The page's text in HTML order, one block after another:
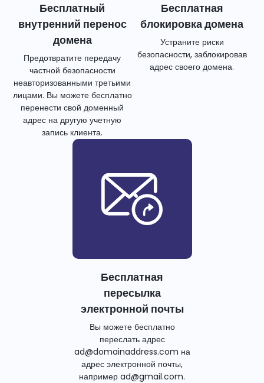
Бесплатный
внутренний перенос
домена
Предотвратите передачу
частной безопасности
неавторизованными третьими
лицами. Вы можете бесплатно
перенести свой доменный
адрес на другую учетную
запись клиента.
Бесплатная
блокировка домена
Устраните риски
безопасности, заблокировав
адрес своего домена.
Бесплатная
пересылка
электронной почты
Вы можете бесплатно
переслать адрес
ad@domainaddress.com на
адрес электронной почты,
например ad@gmail.com.